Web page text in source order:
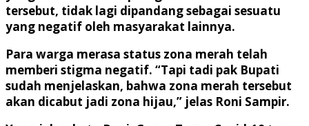
tersebut, tidak lagi dipandang sebagai sesuatu
yang negatif oleh masyarakat lainnya.
Para warga merasa status zona merah telah
memberi stigma negatif. “Tapi tadi pak Bupati
sudah menjelaskan, bahwa zona merah tersebut
akan dicabut jadi zona hijau,” jelas Roni Sampir.